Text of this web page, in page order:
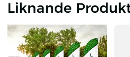
Liknande